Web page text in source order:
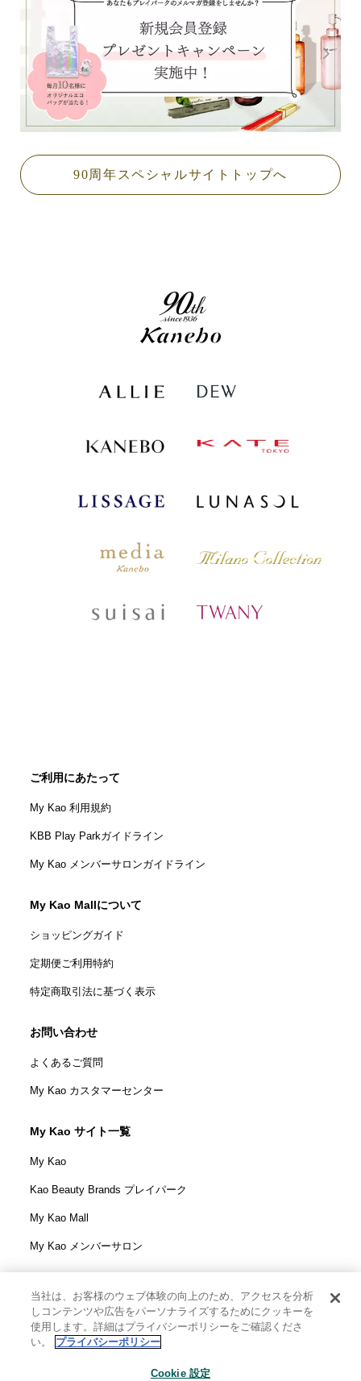
90周年スペシャルサイトトップへ
ご利用にあたって
My Kao 利用規約
KBB Play Parkガイドライン
My Kao メンバーサロンガイドライン
My Kao Mallについて
ショッピングガイド
定期便ご利用特約
特定商取引法に基づく表示
お問い合わせ
よくあるご質問
My Kao カスタマーセンター
My Kao サイト一覧
My Kao
Kao Beauty Brands プレイパーク
My Kao Mall
My Kao メンバーサロン
花王株式会社
ウェブサイト利用規定
当社は、お客様のウェブ体験の向上のため、アクセスを分析
しコンテンツや広告をパーソナライズするためにクッキーを
使用します。詳細はプライバシーポリシーをご確認くださ
い。
プライバシーポリシー
Cookie 設定